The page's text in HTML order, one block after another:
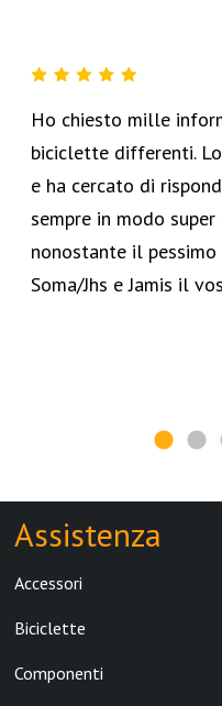
Ho chiesto mille
biciclette differenti.
e ha cercato di
sempre in modo
nonostante il
Soma/Jhs e Jamis il
Assistenza
Accessori
Biciclette
Componenti